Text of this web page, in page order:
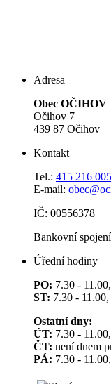
Adresa
Obec OČIHOV
Očihov 7
439 87 Očihov
Kontakt
Tel.: 415 216 005
E-mail:
IČ: 00556378
Bankovní
Úřední hodiny
PO: 7.30 -
ST: 7.30 -
Ostatní dny:
ÚT: 7.30 -
ČT: není dnem
PÁ: 7.30 -